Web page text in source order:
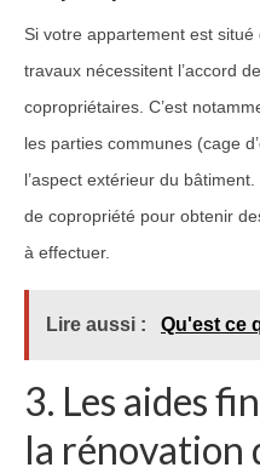
Si votre appartement est
travaux nécessitent l’accord
copropriétaires. C’est
les parties communes (cage
l’aspect extérieur du
de copropriété pour obtenir
à effectuer.
Lire aussi : Qu'est ce
3. Les aides
la rénovation